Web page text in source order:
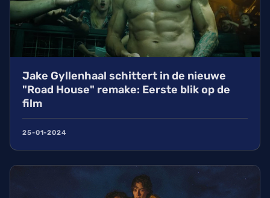
Jake Gyllenhaal schittert in de nieuwe
"Road House" remake: Eerste blik op de
film
25-01-2024